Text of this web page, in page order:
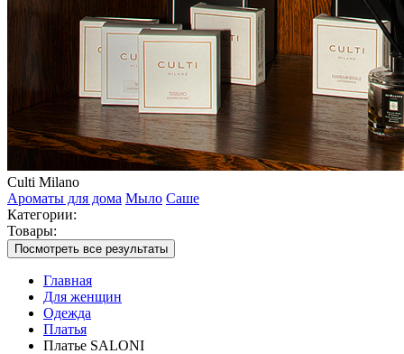
Culti Milano
Ароматы для дома Мыло Саше
Категории:
Товары:
Посмотреть все результаты
Главная
Для женщин
Одежда
Платья
Платье SALONI